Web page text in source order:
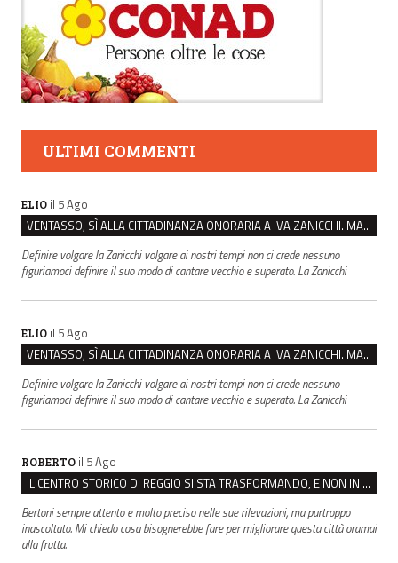
ULTIMI COMMENTI
ELIO il 5 Ago
VENTASSO, SÌ ALLA CITTADINANZA ONORARIA A IVA ZANICCHI. MA BARGIACCHI: “È DI PESSIMO GUSTO”
Definire volgare la Zanicchi volgare ai nostri tempi non ci crede nessuno
figuriamoci definire il suo modo di cantare vecchio e superato. La Zanicchi
ELIO il 5 Ago
VENTASSO, SÌ ALLA CITTADINANZA ONORARIA A IVA ZANICCHI. MA BARGIACCHI: “È DI PESSIMO GUSTO”
Definire volgare la Zanicchi volgare ai nostri tempi non ci crede nessuno
figuriamoci definire il suo modo di cantare vecchio e superato. La Zanicchi
ROBERTO il 5 Ago
IL CENTRO STORICO DI REGGIO SI STA TRASFORMANDO, E NON IN MEGLIO
Bertoni sempre attento e molto preciso nelle sue rilevazioni, ma purtroppo
inascoltato. Mi chiedo cosa bisognerebbe fare per migliorare questa città oramai
alla frutta.